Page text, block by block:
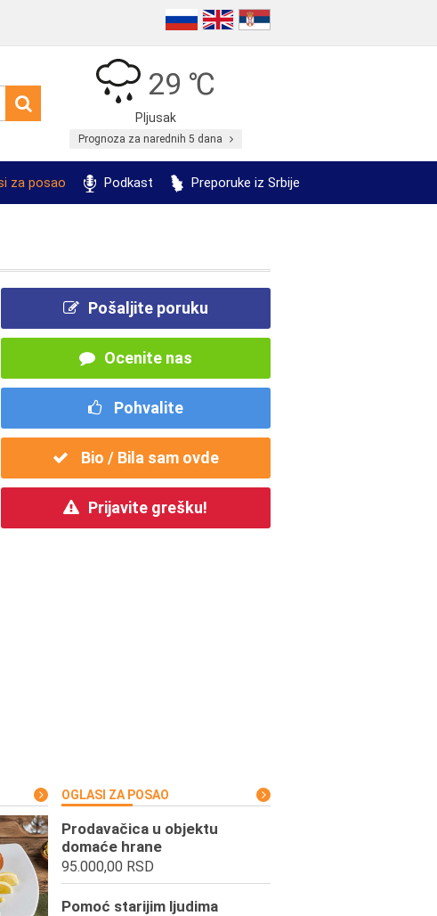
29 ℃
Pljusak
Prognoza za narednih 5 dana
za posao Podkast Preporuke iz Srbije
Pošaljite poruku
Ocenite nas
Pohvalite
Bio / Bila sam ovde
Prijavite grešku!
OGLASI ZA POSAO
Prodavačica u objektu
domaće hrane
95.000,00 RSD
Pomoć starijim ljudima